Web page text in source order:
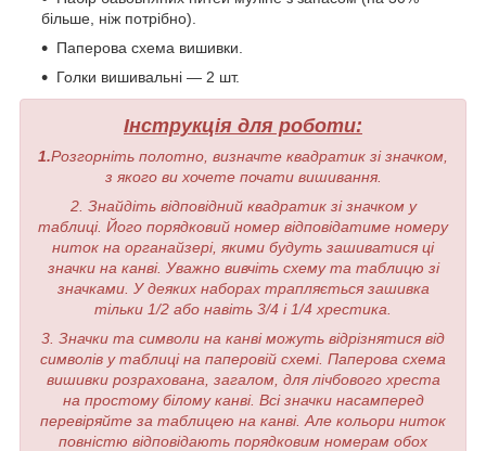
більше, ніж потрібно).
Паперова схема вишивки.
Голки вишивальні — 2 шт.
Інструкція для роботи:
1.Розгорніть полотно, визначте квадратик зі значком,
з якого ви хочете почати вишивання.
2. Знайдіть відповідний квадратик зі значком у
таблиці. Його порядковий номер відповідатиме номеру
ниток на органайзері, якими будуть зашиватися ці
значки на канві. Уважно вивчіть схему та таблицю зі
значками. У деяких наборах трапляється зашивка
тільки 1/2 або навіть 3/4 і 1/4 хрестика.
3. Значки та символи на канві можуть відрізнятися від
символів у таблиці на паперовій схемі. Паперова схема
вишивки розрахована, загалом, для лічбового хреста
на простому білому канві. Всі значки насамперед
перевіряйте за таблицею на канві. Але кольори ниток
повністю відповідають порядковим номерам обох